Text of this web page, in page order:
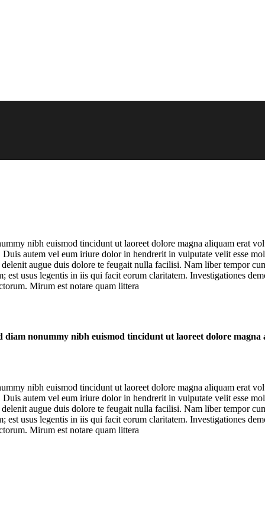
nibh euismod tincidunt ut laoreet dolore magna aliquam erat
autem vel eum iriure dolor in hendrerit in vulputate velit esse
augue duis dolore te feugait nulla facilisi. Nam liber tempor
est usus legentis in iis qui facit eorum claritatem. Investigationes
Mirum est notare quam littera
diam nonummy nibh euismod tincidunt ut laoreet dolore
nibh euismod tincidunt ut laoreet dolore magna aliquam erat
autem vel eum iriure dolor in hendrerit in vulputate velit esse
augue duis dolore te feugait nulla facilisi. Nam liber tempor
est usus legentis in iis qui facit eorum claritatem. Investigationes
Mirum est notare quam littera